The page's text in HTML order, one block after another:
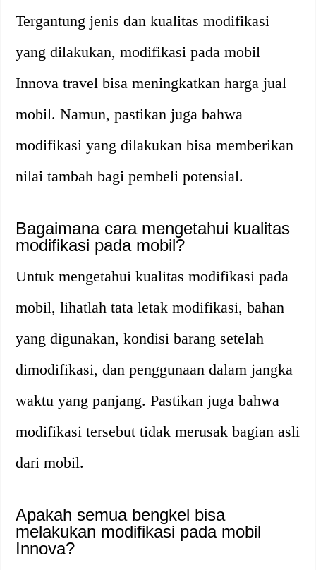
Tergantung jenis dan kualitas modifikasi
yang dilakukan, modifikasi pada mobil
Innova travel bisa meningkatkan harga jual
mobil. Namun, pastikan juga bahwa
modifikasi yang dilakukan bisa memberikan
nilai tambah bagi pembeli potensial.
Bagaimana cara mengetahui kualitas
modifikasi pada mobil?
Untuk mengetahui kualitas modifikasi pada
mobil, lihatlah tata letak modifikasi, bahan
yang digunakan, kondisi barang setelah
dimodifikasi, dan penggunaan dalam jangka
waktu yang panjang. Pastikan juga bahwa
modifikasi tersebut tidak merusak bagian asli
dari mobil.
Apakah semua bengkel bisa
melakukan modifikasi pada mobil
Innova?